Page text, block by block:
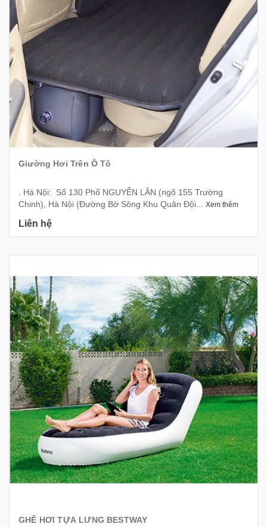
Giường Hơi Trên Ô Tô
. Hà Nội: Số 130 Phố NGUYỄN LÂN (ngõ 155 Trường
Chinh), Hà Nội (Đường Bờ Sông Khu Quân Đội... Xem thêm
Liên hệ
GHÊ HƠI TỰA LƯNG BESTWAY